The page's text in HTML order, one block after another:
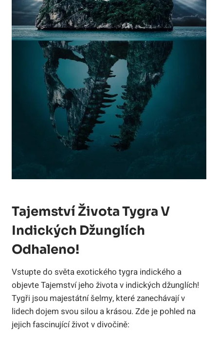
Tajemství Života Tygra V
Indických Džunglích
Odhaleno!
Vstupte do světa exotického tygra indického a
objevte Tajemství jeho života v indických džunglích!
Tygři jsou majestátní šelmy, které zanechávají v
lidech dojem svou silou a krásou. Zde je pohled na
jejich fascinující život v divočině: